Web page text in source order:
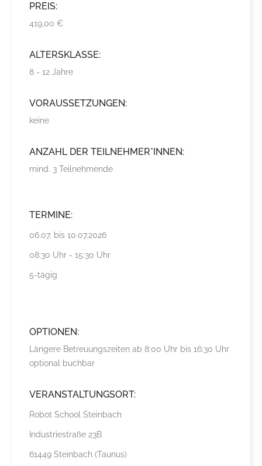
PREIS:
419,00 €
ALTERSKLASSE:
8 - 12 Jahre
VORAUSSETZUNGEN:
keine
ANZAHL DER TEILNEHMER*INNEN:
mind. 3 Teilnehmende
TERMINE:
06.07. bis 10.07.2026
08:30 Uhr - 15:30 Uhr
5-tägig
OPTIONEN:
Längere Betreuungszeiten ab 8:00 Uhr bis 16:30 Uhr
optional buchbar
VERANSTALTUNGSORT:
Robot School Steinbach
Industriestraße 23B
61449 Steinbach (Taunus)